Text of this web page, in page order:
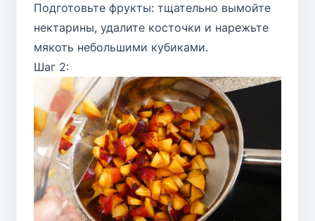
Подготовьте фрукты: тщательно вымойте
нектарины, удалите косточки и нарежьте
мякоть небольшими кубиками.
Шаг 2: